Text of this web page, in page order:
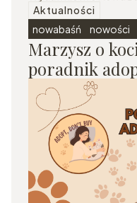
Aktualności
nowabaśń
nowości
Marzysz o
poradnik